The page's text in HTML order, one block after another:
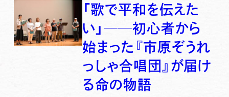
「歌で平和を伝えた
い」──初心者から
始まった『市原ぞうれ
っしゃ合唱団』が届け
る命の物語